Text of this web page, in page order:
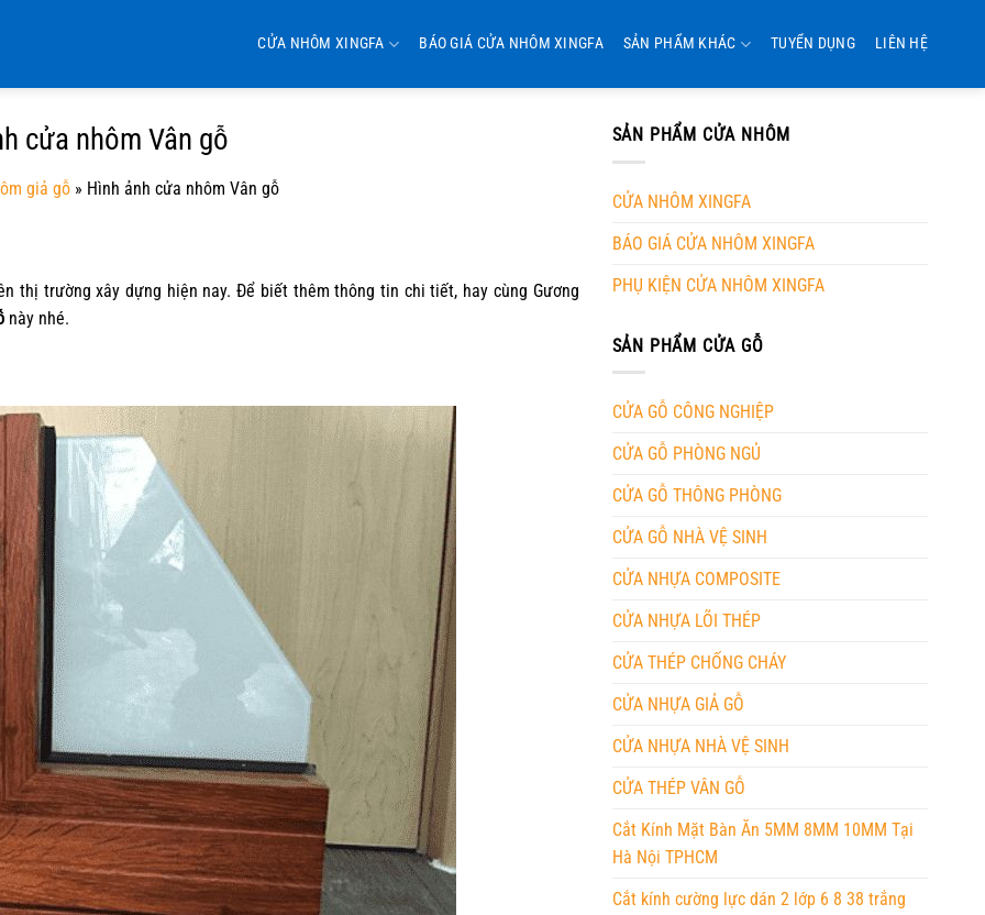
CỬA NHÔM XINGFA BÁO GIÁ CỬA NHÔM XINGFA SẢN PHẨM KHÁC TUYỂN DỤNG LIÊN HỆ
cửa nhôm Vân gỗ
giả gỗ » Hình ảnh cửa nhôm Vân gỗ
thị trường xây dựng hiện nay. Để biết thêm thông tin chi tiết, hay cùng Gương
này nhé.
SẢN PHẨM CỬA NHÔM
CỬA NHÔM XINGFA
BÁO GIÁ CỬA NHÔM XINGFA
PHỤ KIỆN CỬA NHÔM XINGFA
SẢN PHẨM CỬA GỖ
CỬA GỖ CÔNG NGHIỆP
CỬA GỖ PHÒNG NGỦ
CỬA GỖ THÔNG PHÒNG
CỬA GỖ NHÀ VỆ SINH
CỬA NHỰA COMPOSITE
CỬA NHỰA LÕI THÉP
CỬA THÉP CHỐNG CHÁY
CỬA NHỰA GIẢ GỖ
CỬA NHỰA NHÀ VỆ SINH
CỬA THÉP VÂN GỖ
Cắt Kính Mặt Bàn Ăn 5MM 8MM 10MM Tại
Hà Nội TPHCM
Cắt kính cường lực dán 2 lớp 6 8 38 trắng